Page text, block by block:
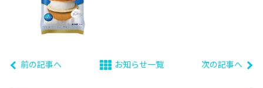
前の記事へ お知らせ一覧 次の記事へ